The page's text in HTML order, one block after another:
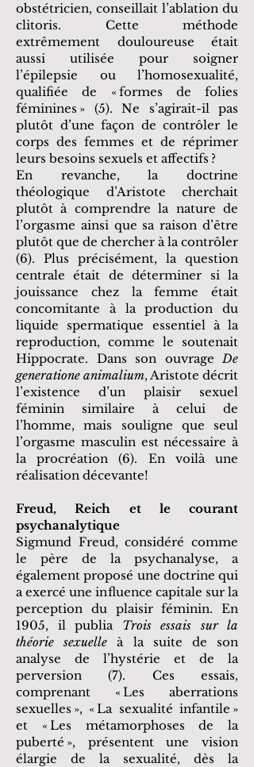
obstétricien, conseillait l’ablation du
clitoris. Cette méthode
extrêmement douloureuse était
aussi utilisée pour soigner
l’épilepsie ou l’homosexualité,
qualifiée de « formes de folies
féminines » (5). Ne s’agirait-il pas
plutôt d’une façon de contrôler le
corps des femmes et de réprimer
leurs besoins sexuels et affectifs ?
En revanche, la doctrine
théologique d’Aristote cherchait
plutôt à comprendre la nature de
l’orgasme ainsi que sa raison d’être
plutôt que de chercher à la contrôler
(6). Plus précisément, la question
centrale était de déterminer si la
jouissance chez la femme était
concomitante à la production du
liquide spermatique essentiel à la
reproduction, comme le soutenait
Hippocrate. Dans son ouvrageDe
generatione animalium, Aristote décrit
l’existence d’un plaisir sexuel
féminin similaire à celui de
l’homme, mais souligne que seul
l’orgasme masculin est nécessaire à
la procréation (6). En voilà une
réalisation décevante!
Freud, Reich et le courant
psychanalytique
Sigmund Freud, considéré comme
le père de la psychanalyse, a
également proposé une doctrine qui
a exercé une influence capitale sur la
perception du plaisir féminin. En
1905, il publia Trois essais sur la
théorie sexuelle à la suite de son
analyse de l’hystérie et de la
perversion (7). Ces essais,
comprenant « Les aberrations
sexuelles », « La sexualité infantile »
et « Les métamorphoses de la
puberté », présentent une vision
élargie de la sexualité, dès la